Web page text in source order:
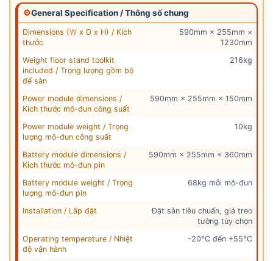
⚙General Specification / Thông số chung
Dimensions (W x D x H) / Kích
thước
590mm × 255mm ×
1230mm
Weight floor stand toolkit
included / Trọng lượng gồm bộ
đế sàn
216kg
Power module dimensions /
Kích thước mô-đun công suất
590mm × 255mm × 150mm
Power module weight / Trọng
lượng mô-đun công suất
10kg
Battery module dimensions /
Kích thước mô-đun pin
590mm × 255mm × 360mm
Battery module weight / Trọng
lượng mô-đun pin
68kg mỗi mô-đun
Installation / Lắp đặt
Đặt sàn tiêu chuẩn, giá treo
tường tùy chọn
Operating temperature / Nhiệt
độ vận hành
-20°C đến +55°C